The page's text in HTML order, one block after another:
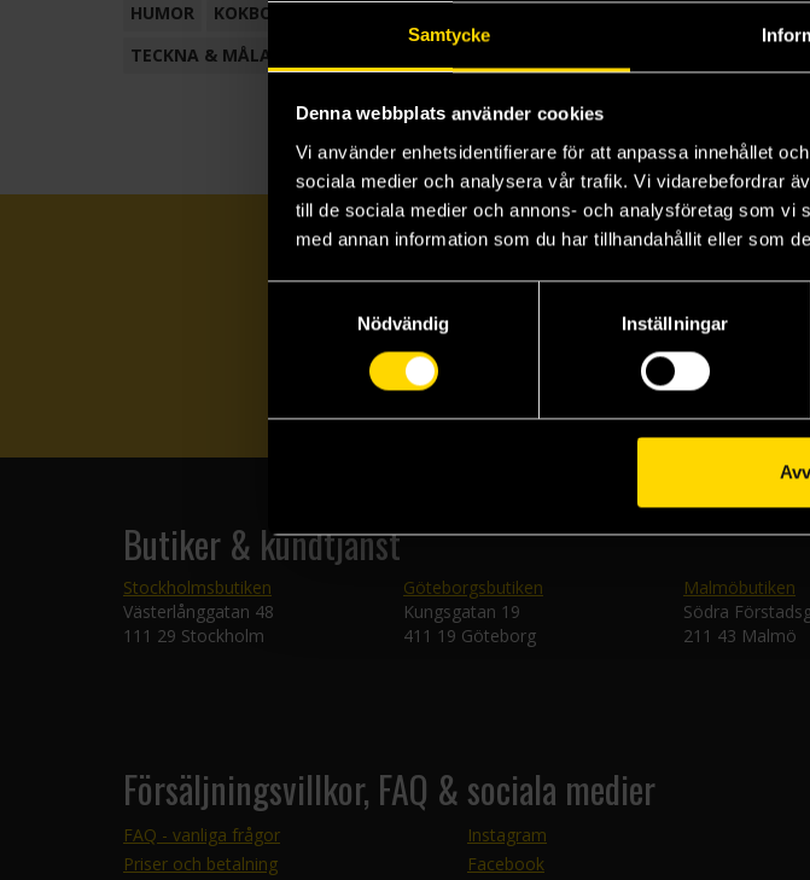
Samtycke
Denna webbplats använder cookies
Vi använder enhetsidentifierare för att anpassa innehållet
sociala medier och analysera vår trafik. Vi vidarebefordrar
till de sociala medier och annons- och analysföretag som
med annan information som du har tillhandahållit eller som
Nödvändig
Inställningar
HUMOR
KOKBOK
TECKNA & MÅLA
Prenumerera
Butiker & kundtjänst
Stockholmsbutiken
Västerlånggatan 48
111 29 Stockholm
Göteborgsbutiken
Kungsgatan 19
411 19 Göteborg
Malmöbutiken
Södra
211 43 Malmö
Försäljningsvillkor, FAQ & sociala medier
FAQ - vanliga frågor
Priser och betalning
Instagram
Facebook